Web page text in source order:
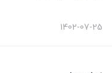
1402-07-25